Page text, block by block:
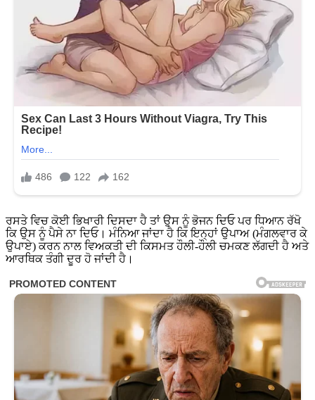
ਰਸਤੇ ਵਿਚ ਕੋਈ ਭਿਖਾਰੀ ਦਿਸਦਾ ਹੈ ਤਾਂ ਉਸ ਨੂੰ ਭੋਜਨ ਦਿਓ ਪਰ ਧਿਆਨ ਰੱਖੋ
ਕਿ ਉਸ ਨੂੰ ਪੈਸੇ ਨਾ ਦਿਓ। ਮੰਨਿਆ ਜਾਂਦਾ ਹੈ ਕਿ ਇਨ੍ਹਾਂ ਉਪਾਅ (ਮੰਗਲਵਾਰ ਕੇ
ਉਪਾਏ) ਕਰਨ ਨਾਲ ਵਿਅਕਤੀ ਦੀ ਕਿਸਮਤ ਹੌਲੀ-ਹੌਲੀ ਚਮਕਣ ਲੱਗਦੀ ਹੈ ਅਤੇ
ਆਰਥਿਕ ਤੰਗੀ ਦੂਰ ਹੋ ਜਾਂਦੀ ਹੈ।